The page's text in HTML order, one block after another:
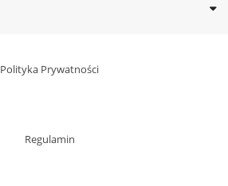
Polityka Prywatności
Regulamin